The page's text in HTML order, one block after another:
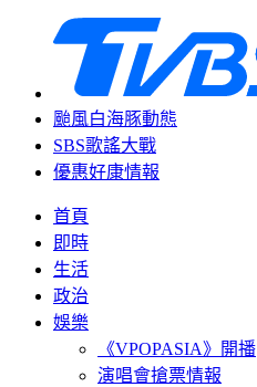
颱風白海豚動態
SBS歌謠大戰
優惠好康情報
首頁
即時
生活
政治
娛樂
《VPOPASIA》開播
演唱會搶票情報